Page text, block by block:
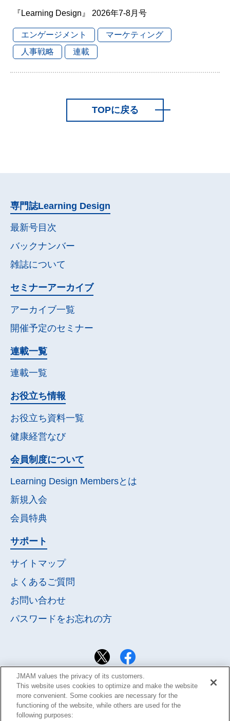
『Learning Design』 2026年7-8月号
エンゲージメント
マーケティング
人事戦略
連載
TOPに戻る
専門誌Learning Design
最新号目次
バックナンバー
雑誌について
セミナーアーカイブ
アーカイブ一覧
開催予定のセミナー
連載一覧
連載一覧
お役立ち情報
お役立ち資料一覧
健康経営なび
会員制度について
Learning Design Membersとは
新規入会
会員特典
サポート
サイトマップ
よくあるご質問
お問い合わせ
パスワードをお忘れの方
JMAM values the privacy of its customers.
This website uses cookies to optimize and make the website
more convenient. Some cookies are necessary for the
functioning of the website, while others are used for the
following purposes: